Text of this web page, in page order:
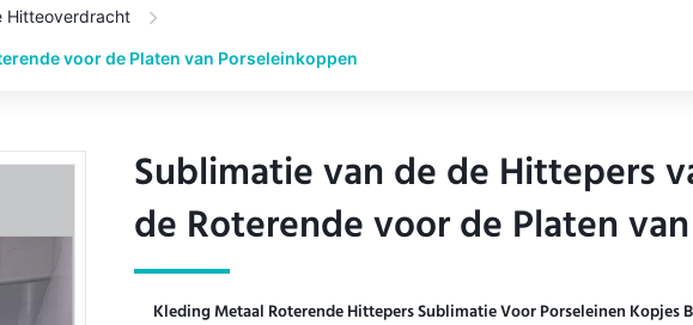
Hitteoverdracht
voor de Platen van Porseleinkoppen
Sublimatie van de de Hittepers
de Roterende voor de Platen
Sublimatie van de de Hittepers
de Roterende voor de Platen
Kleding Metaal Roterende Hittepers Sublimatie Voor Porseleinen